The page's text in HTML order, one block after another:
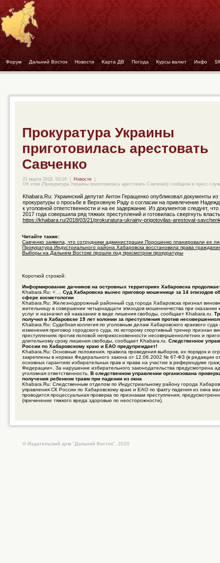
Форум - - Дальний Восток - - Новости - - Карта ДВ - - Погода - - Курсы валют - - Инфо - -
Прокуратура Украины
приготовилась арестовать
Савченко
21 марта 2018, 03:18 Новости
Об этом (Прокуратура Украины приготовилась арестовать Савченко) сообщили в пресс-
Khabara.Ru: Украинский депутат Антон Геращенко опубликовал документы из
прокуратуры о просьбе в Верховную Раду о согласии на привлечение
к уголовной ответственности и на ее задержание. Из документов следует,
2017 года совершила ряд тяжких преступлений и готовилась свергнуть
https://khabara.ru/2018/03/21/prokuratura-ukrainy-prigotovilas-arestovat-
Читайте также:
Савченко заявила, что сотрудники администрации Порошенко планировали ее
Прокуратура Индустриального района Хабаровска восстановила права
Выборы на Дальнем Востоке прошли под присмотром прокуратуры
Короткой строкой:
Информирование дачников на островных территориях Хабаровска
Khabara.Ru: < ... Суд Хабаровска вынес приговор мошеннице за 14 эпизодов
сфере косметологии
Khabara.Ru: Железнодорожный районный суд города Хабаровска признал
жительницу в совершении четырнадцати эпизодов мошенничества при оказании
услуг и назначил ей наказание в виде лишения свободы, сообщает Khabara.ru.
получил в Хабаровске 19 лет колонии за преступления против
Khabara.Ru: Судебная коллегия по уголовным делам Хабаровского краевого суда
изменения приговор городского суда, по которому спортивный тренер признан
преступлениях против половой неприкосновенности несовершеннолетних и
длительному сроку лишения свободы, сообщает Khabara.ru. Следственное
России по Хабаровскому краю и ЕАО предупреждает!
Khabara.Ru: Основные положения, правила проведения выборов, их порядок и
закреплены в нормах Федерального закона от 12.06.2002 № 67-ФЗ (в редакции
основных гарантиях избирательных прав и права на участие в референдуме
Федерации». За нарушение избирательного законодательства предусмотрена
уголовная ответственность. В следственном управлении организована
получения ребенком травм при падении из окна
Khabara.Ru: Следственным отделом по Индустриальному району города
управления СК России по Хабаровскому краю и ЕАО по факту падения из окна
проводится процессуальная проверка по признакам преступления,
(причинение тяжкого вреда здоровью по неосторожности).
© Издательский дом "Дальний Восток", 2020